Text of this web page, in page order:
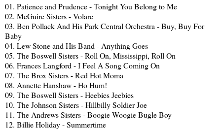
01. Patience and Prudence - Tonight You Belong to Me
02. McGuire Sisters - Volare
03. Ben Pollack And His Park Central Orchestra - Buy, Buy For
Baby
04. Lew Stone and His Band - Anything Goes
05. The Boswell Sisters - Roll On, Mississippi, Roll On
06. Frances Langford - I Feel A Song Coming On
07. The Brox Sisters - Red Hot Moma
08. Annette Hanshaw - Ho Hum!
09. The Boswell Sisters - Heebies Jeebies
10. The Johnson Sisters - Hillbilly Soldier Joe
11. The Andrews Sisters - Boogie Woogie Bugle Boy
12. Billie Holiday - Summertime